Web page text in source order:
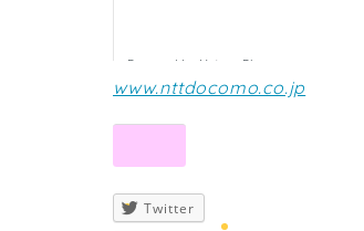
www.nttdocomo.co.jp
Twitter